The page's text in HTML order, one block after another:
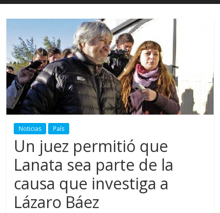
Noticias País
Un juez permitió que
Lanata sea parte de la
causa que investiga a
Lázaro Báez